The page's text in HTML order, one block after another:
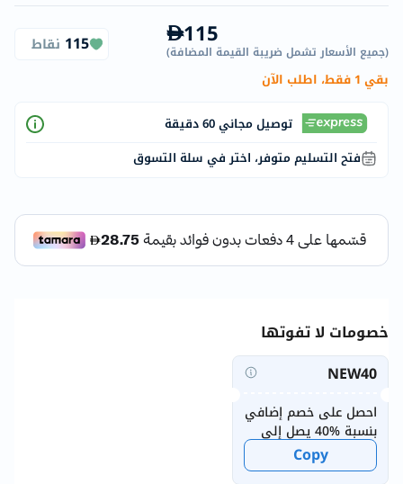
115 (جميع الأسعار تشمل ضريبة القيمة المضافة)
115 نقاط
بقي 1 فقط، اطلب الآن
توصيل مجاني 60 دقيقة
فتح التسليم متوفر، اختر في سلة التسوق
خصومات لا تفوتها
NEW40
احصل على خصم إضافي
بنسبة %40 يصل إلى
20 درهماً إماراتياً
للمستخدمين الجدد
Copy